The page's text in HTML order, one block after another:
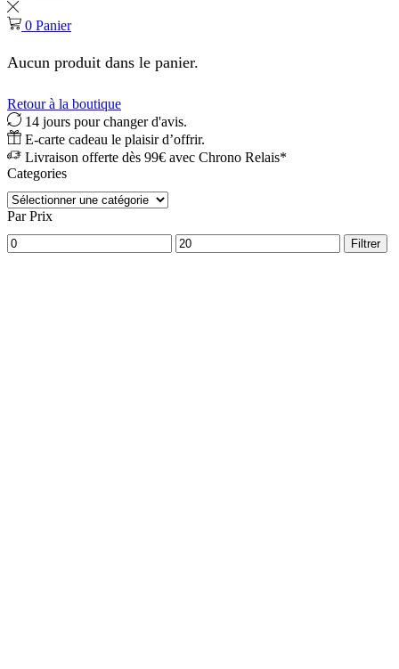
0 Panier
Aucun produit dans le panier.
Retour à la boutique
14 jours pour changer d'avis.
E-carte cadeau le plaisir d’offrir.
Livraison offerte dès 99€ avec Chrono Relais*
Categories
Par Prix
Prix
min
Prix
max
Filtrer